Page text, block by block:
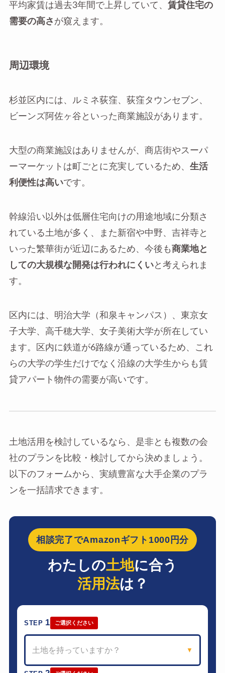
平均家賃は過去3年間で上昇していて、 賃貸住宅の
需要の高さ が窺えます。
周辺環境
杉並区内には、ルミネ荻窪、荻窪タウンセブン、
ビーンズ阿佐ヶ谷といった商業施設があります。
大型の商業施設はありませんが、商店街やスーパ
ーマーケットは町ごとに充実しているため、 生活
利便性は高いです。
幹線沿い以外は低層住宅向けの用途地域に分類さ
れている土地が多く、また新宿や中野、吉祥寺と
いった繁華街が近辺にあるため、今後も 商業地と
しての大規模な開発は行われにくいと考えられま
す。
区内には、明治大学（和泉キャンパス）、東京女
子大学、高千穂大学、女子美術大学が所在してい
ます。区内に鉄道が6路線が通っているため、これ
らの大学の学生だけでなく沿線の大学生からも賃
貸アパート物件の需要が高いです。
土地活用を検討しているなら、是非とも複数の会
社のプランを比較・検討してから決めましょう。
以下のフォームから、実績豊富な大手企業のプラ
ンを一括請求できます。
相談完了でAmazonギフト1000円分
わたしの土地に合う
活用法は？
STEP 1 ご選択ください
土地を持っていますか？ ▼